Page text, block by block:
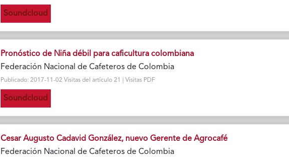
Soundcloud
Pronóstico de Niña débil para caficultura colombiana
Federación Nacional de Cafeteros de Colombia
Publicado: 2017-11-02 Visitas del artículo 21 | Visitas PDF
Soundcloud
Cesar Augusto Cadavid González, nuevo Gerente de Agrocafé
Federación Nacional de Cafeteros de Colombia